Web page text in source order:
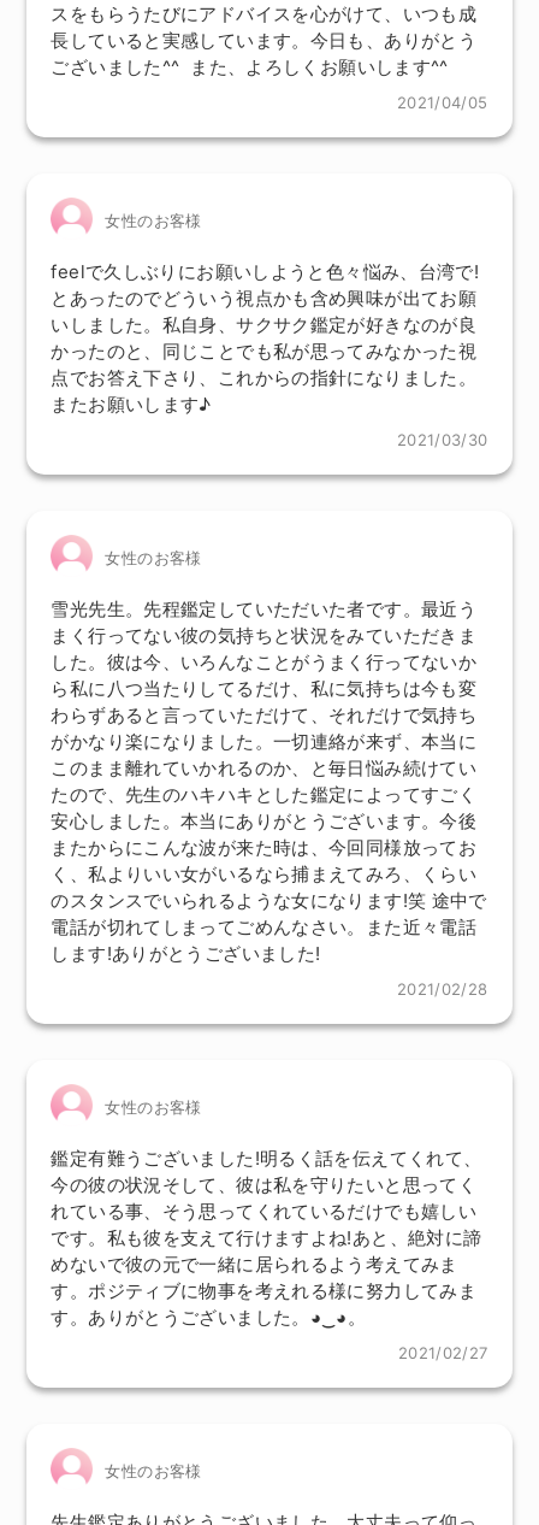
スをもらうたびにアドバイスを心がけて、いつも成
長していると実感しています。今日も、ありがとう
ございました^^ また、よろしくお願いします^^
2021/04/05
女性のお客様
feelで久しぶりにお願いしようと色々悩み、台湾で!
とあったのでどういう視点かも含め興味が出てお願
いしました。私自身、サクサク鑑定が好きなのが良
かったのと、同じことでも私が思ってみなかった視
点でお答え下さり、これからの指針になりました。
またお願いします♪
2021/03/30
女性のお客様
雪光先生。先程鑑定していただいた者です。最近う
まく行ってない彼の気持ちと状況をみていただきま
した。彼は今、いろんなことがうまく行ってないか
ら私に八つ当たりしてるだけ、私に気持ちは今も変
わらずあると言っていただけて、それだけで気持ち
がかなり楽になりました。一切連絡が来ず、本当に
このまま離れていかれるのか、と毎日悩み続けてい
たので、先生のハキハキとした鑑定によってすごく
安心しました。本当にありがとうございます。今後
またからにこんな波が来た時は、今回同様放ってお
く、私よりいい女がいるなら捕まえてみろ、くらい
のスタンスでいられるような女になります!笑 途中で
電話が切れてしまってごめんなさい。また近々電話
します!ありがとうございました!
2021/02/28
女性のお客様
鑑定有難うございました!明るく話を伝えてくれて、
今の彼の状況そして、彼は私を守りたいと思ってく
れている事、そう思ってくれているだけでも嬉しい
です。私も彼を支えて行けますよね!あと、絶対に諦
めないで彼の元で一緒に居られるよう考えてみま
す。ポジティブに物事を考えれる様に努力してみま
す。ありがとうございました。◕‿◕。
2021/02/27
女性のお客様